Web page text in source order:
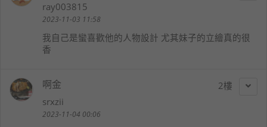
ray003815
2023-11-03 11:58
我自己是蠻喜歡他的人物設計 尤其妹子的立繪真的很
香
2
啊金
srxzii
2023-11-04 00:06